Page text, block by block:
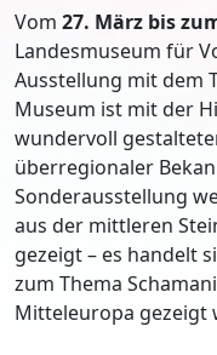
Vom 27. März bis
Landesmuseum für
Ausstellung mit dem
Museum ist mit der
wundervoll
überregionaler
Sonderausstellung
aus der mittleren
gezeigt – es handelt
zum Thema
Mitteleuropa gezeigt